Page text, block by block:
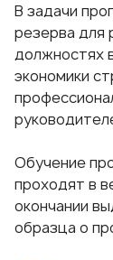
В задачи
резерва для
должностях
экономики
Обучение
проходят в
окончании
образца о